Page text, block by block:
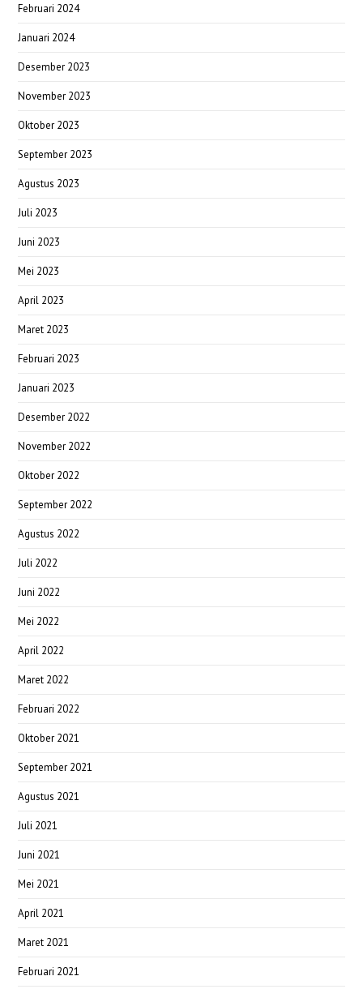
Februari 2024
Januari 2024
Desember 2023
November 2023
Oktober 2023
September 2023
Agustus 2023
Juli 2023
Juni 2023
Mei 2023
April 2023
Maret 2023
Februari 2023
Januari 2023
Desember 2022
November 2022
Oktober 2022
September 2022
Agustus 2022
Juli 2022
Juni 2022
Mei 2022
April 2022
Maret 2022
Februari 2022
Oktober 2021
September 2021
Agustus 2021
Juli 2021
Juni 2021
Mei 2021
April 2021
Maret 2021
Februari 2021